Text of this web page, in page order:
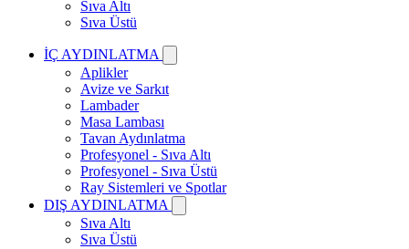
Sıva Altı
Sıva Üstü
İÇ AYDINLATMA
Aplikler
Avize ve Sarkıt
Lambader
Masa Lambası
Tavan Aydınlatma
Profesyonel - Sıva Altı
Profesyonel - Sıva Üstü
Ray Sistemleri ve Spotlar
DIŞ AYDINLATMA
Sıva Altı
Sıva Üstü